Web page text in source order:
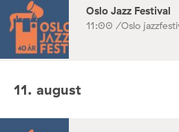
Oslo Jazz Festival
11:00 /Oslo
11. august